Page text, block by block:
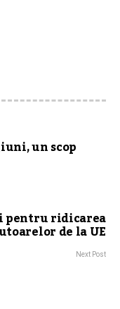
un scop
pentru ridicarea
de la UE
Next Post